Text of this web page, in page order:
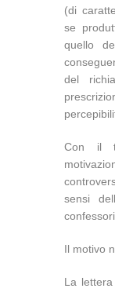
(di
se
quello
del
Con il
sensi
Il motivo
La